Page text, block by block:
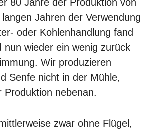
Jahren der Verwendung
oder Kohlenhandlung fand
nun wieder ein wenig zurück
Wir produzieren
Senfe nicht in der Mühle,
Produktion nebenan.
zwar ohne Flügel,